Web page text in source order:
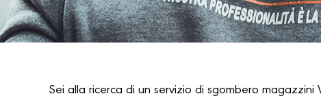
Sei alla ricerca di un servizio di sgombero